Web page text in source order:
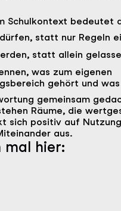
Schulkontext bedeutet
statt nur Regeln
statt allein
was zum eigenen
gehört und
gemeinsam
Räume, die
sich positiv auf
aus.
mal hier: